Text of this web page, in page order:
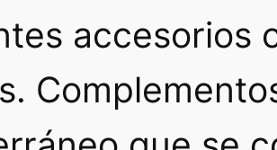
accesorios